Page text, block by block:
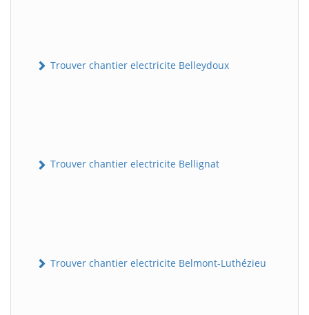
Trouver chantier electricite Belleydoux
Trouver chantier electricite Bellignat
Trouver chantier electricite Belmont-Luthézieu